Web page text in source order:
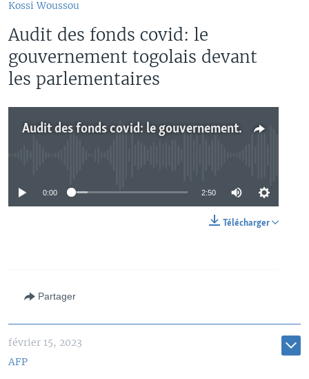
Kossi Woussou
Audit des fonds covid: le
gouvernement togolais devant
les parlementaires
Audit des fonds covid: le gouvernement togolais devant les parlementaires
0:00 2:50
Télécharger
Partager
février 15, 2023
AFP